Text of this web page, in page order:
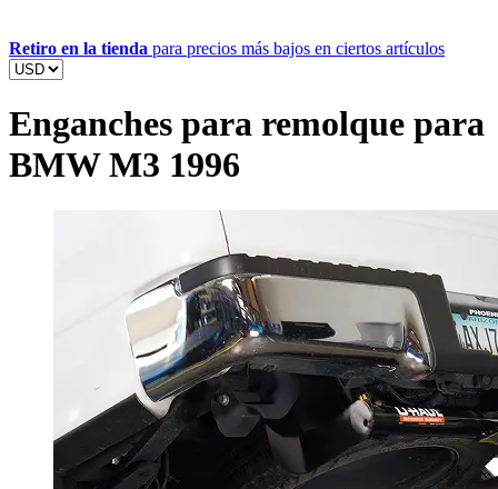
Retiro en la tienda para precios más bajos en ciertos artículos
Enganches para remolque para
BMW M3 1996